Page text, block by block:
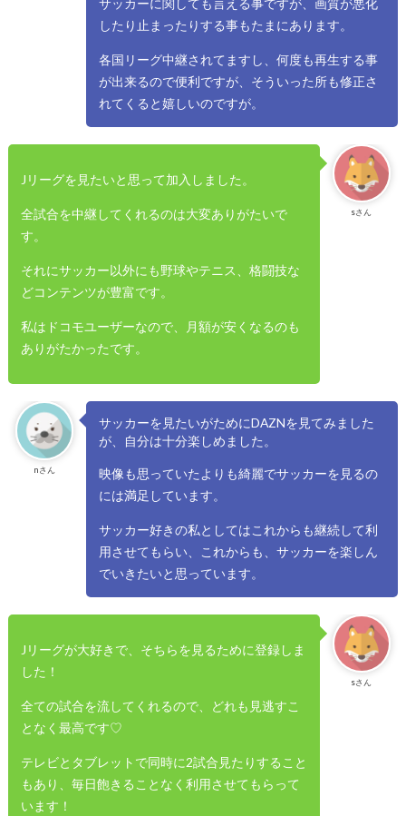
サッカーに関しても言える事ですが、画質が悪化
したり止まったりする事もたまにあります。
各国リーグ中継されてますし、何度も再生する事
が出来るので便利ですが、そういった所も修正さ
れてくると嬉しいのですが。
sさん
Jリーグを見たいと思って加入しました。
全試合を中継してくれるのは大変ありがたいで
す。
それにサッカー以外にも野球やテニス、格闘技な
どコンテンツが豊富です。
私はドコモユーザーなので、月額が安くなるのも
ありがたかったです。
nさん
サッカーを見たいがためにDAZNを見てみました
が、自分は十分楽しめました。
映像も思っていたよりも綺麗でサッカーを見るの
には満足しています。
サッカー好きの私としてはこれからも継続して利
用させてもらい、これからも、サッカーを楽しん
でいきたいと思っています。
sさん
Jリーグが大好きで、そちらを見るために登録しま
した！
全ての試合を流してくれるので、どれも見逃すこ
となく最高です♡
テレビとタブレットで同時に2試合見たりすること
もあり、毎日飽きることなく利用させてもらって
います！